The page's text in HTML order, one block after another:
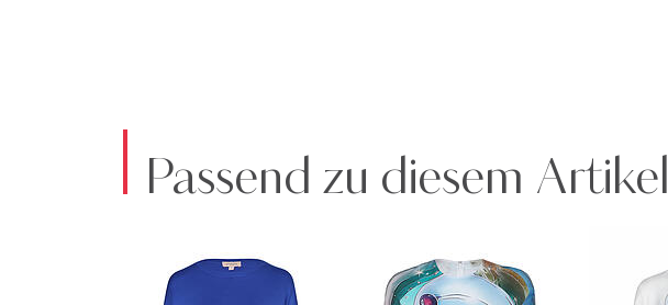
Passend zu diesem Artikel